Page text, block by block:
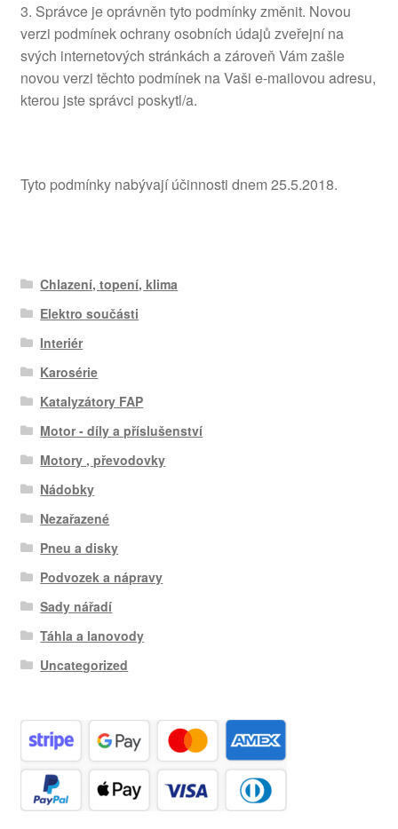
3. Správce je oprávněn tyto podmínky změnit. Novou
verzi podmínek ochrany osobních údajů zveřejní na
svých internetových stránkách a zároveň Vám zašle
novou verzi těchto podmínek na Vaši e-mailovou adresu,
kterou jste správci poskytl/a.
Tyto podmínky nabývají účinnosti dnem 25.5.2018.
Chlazení, topení, klima
Elektro součásti
Interiér
Karosérie
Katalyzátory FAP
Motor - díly a příslušenství
Motory , převodovky
Nádobky
Nezařazené
Pneu a disky
Podvozek a nápravy
Sady nářadí
Táhla a lanovody
Uncategorized